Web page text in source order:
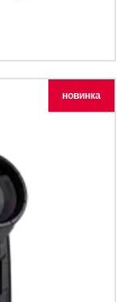
новинка